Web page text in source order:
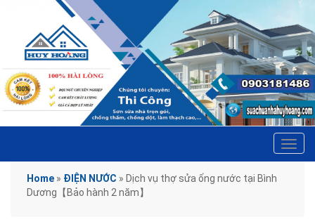
Home » ĐIỆN NƯỚC » Dịch vụ thợ sửa ống nước tại Bình
Dương【Bảo hành 2 năm】